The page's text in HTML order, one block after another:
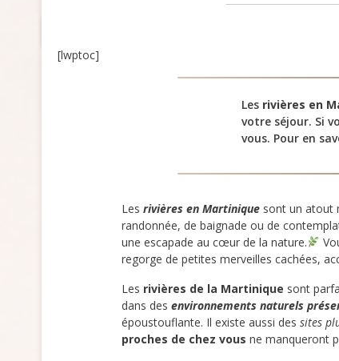
[lwptoc]
Les rivières en
votre séjour. Si
vous. Pour en
Les rivières en Martinique sont un atout
randonnée, de baignade ou de
une escapade au cœur de la nature.
regorge de petites merveilles cachées,
Les rivières de la Martinique sont
dans des environnements naturels
époustouflante. Il existe aussi des sites
proches de chez vous ne manqueront